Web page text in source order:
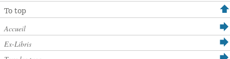
To top
Accueil
Ex-Libris